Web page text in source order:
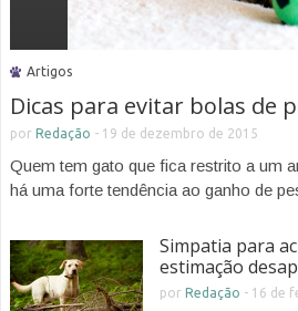
Artigos
Dicas para evitar bolas de
por Redação - 19 de dezembro de 2015
Quem tem gato que fica restrito a um
há uma forte tendência ao ganho de
Simpatia para
estimação
por Redação - 16 de